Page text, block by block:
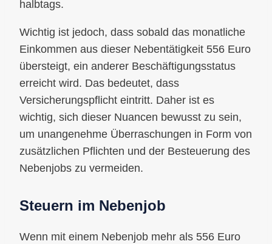
halbtags.
Wichtig ist jedoch, dass sobald das monatliche
Einkommen aus dieser Nebentätigkeit 556 Euro
übersteigt, ein anderer Beschäftigungsstatus
erreicht wird. Das bedeutet, dass
Versicherungspflicht eintritt. Daher ist es
wichtig, sich dieser Nuancen bewusst zu sein,
um unangenehme Überraschungen in Form von
zusätzlichen Pflichten und der Besteuerung des
Nebenjobs zu vermeiden.
Steuern im Nebenjob
Wenn mit einem Nebenjob mehr als 556 Euro